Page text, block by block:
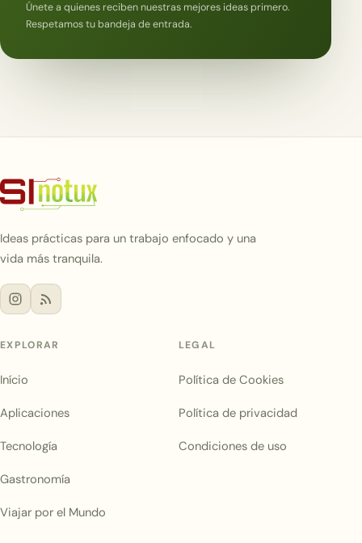
Únete a quienes reciben nuestras mejores ideas primero.
Respetamos tu bandeja de entrada.
Ideas prácticas para un trabajo enfocado y una
vida más tranquila.
EXPLORAR
Início
Aplicaciones
Tecnología
Gastronomía
Viajar por el Mundo
LEGAL
Política de Cookies
Política de privacidad
Condiciones de uso